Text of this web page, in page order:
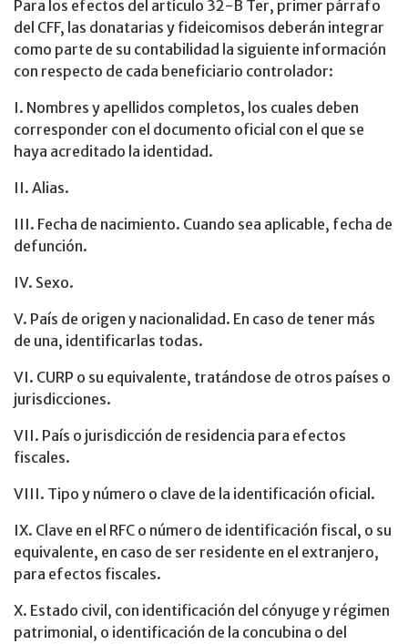
Para los efectos del artículo 32-B Ter, primer párrafo
del CFF, las donatarias y fideicomisos deberán integrar
como parte de su contabilidad la siguiente información
con respecto de cada beneficiario controlador:
I. Nombres y apellidos completos, los cuales deben
corresponder con el documento oficial con el que se
haya acreditado la identidad.
II. Alias.
III. Fecha de nacimiento. Cuando sea aplicable, fecha de
defunción.
IV. Sexo.
V. País de origen y nacionalidad. En caso de tener más
de una, identificarlas todas.
VI. CURP o su equivalente, tratándose de otros países o
jurisdicciones.
VII. País o jurisdicción de residencia para efectos
fiscales.
VIII. Tipo y número o clave de la identificación oficial.
IX. Clave en el RFC o número de identificación fiscal, o su
equivalente, en caso de ser residente en el extranjero,
para efectos fiscales.
X. Estado civil, con identificación del cónyuge y régimen
patrimonial, o identificación de la concubina o del